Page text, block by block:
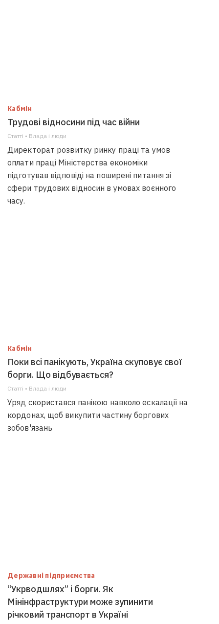
Кабмін
Трудові відносини під час війни
Статті • Влада i люди
Директорат розвитку ринку праці та умов
оплати праці Міністерства економіки
підготував відповіді на поширені питання зі
сфери трудових відносин в умовах воєнного
часу.
Кабмін
Поки всі панікують, Україна скуповує свої
борги. Що відбувається?
Статті • Влада i люди
Уряд скористався панікою навколо ескалації на
кордонах, щоб викупити частину боргових
зобов'язань
Державні підприємства
“Укрводшлях” і борги. Як
Мінінфраструктури може зупинити
річковий транспорт в Україні